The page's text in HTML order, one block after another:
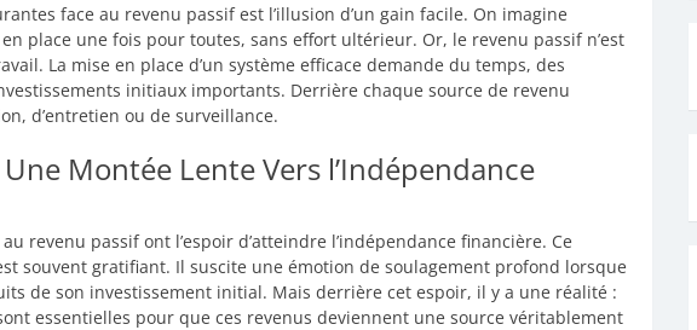
face au revenu passif est l’illusion d’un gain facile. On imagine
place une fois pour toutes, sans effort ultérieur. Or, le revenu passif n’est
La mise en place d’un système efficace demande du temps, des
initiaux importants. Derrière chaque source de revenu
d’entretien ou de surveillance.
Montée Lente Vers l’Indépendance
revenu passif ont l’espoir d’atteindre l’indépendance financière. Ce
souvent gratifiant. Il suscite une émotion de soulagement profond lorsque
de son investissement initial. Mais derrière cet espoir, il y a une réalité :
essentielles pour que ces revenus deviennent une source véritablement